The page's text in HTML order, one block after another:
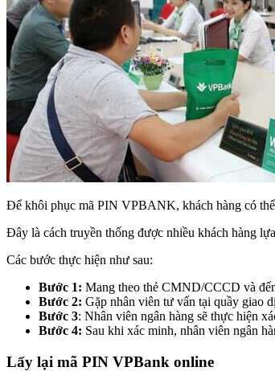
Để khôi phục mã PIN VPBANK, khách hàng có
Đây là cách truyền thống được nhiều khách hàng
Các bước thực hiện như sau:
Bước 1: Mang theo thẻ CMND/CCCD và
Bước 2: Gặp nhân viên tư vấn tại quầy giao
Bước 3: Nhân viên ngân hàng sẽ thực hiện
Bước 4: Sau khi xác minh, nhân viên ngân
Lấy lại mã PIN VPBank online